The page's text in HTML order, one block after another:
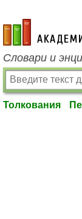
academic.ru
Словари и
Толкования